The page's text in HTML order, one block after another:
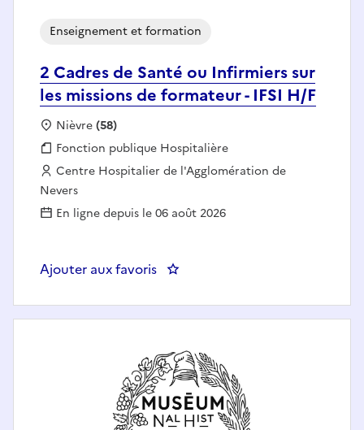
2 Cadres de Santé ou Infirmiers sur
les missions de formateur - IFSI H/F
Enseignement et formation
Localisation :
Nièvre(58)
Fonction publique :
Fonction publique Hospitalière
Employeur :
Centre Hospitalier de l'Agglomération de
Nevers
En ligne depuis le 06 août 2026
Ajouter aux favoris : 2 Cadres de Santé ou